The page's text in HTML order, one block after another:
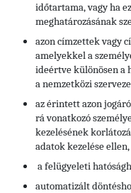
időtartama, vagy ha
meghatározásának
azon címzettek vagy
amelyekkel a
ideértve különösen a
a nemzetközi
az érintett azon
rá vonatkozó
kezelésének
adatok kezelése ellen,
a felügyeleti
automatizált